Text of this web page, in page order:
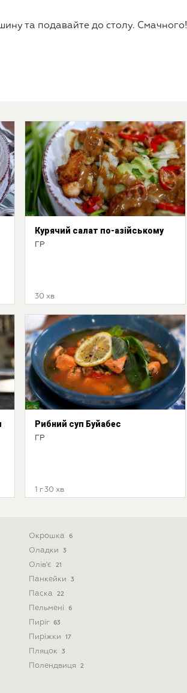
та подавайте до столу. Смачного!
Курячий салат по-азійському
ГР
30 хв
Рибний суп Буйабес
ГР
1 г 30 хв
Окрошка 6
Оладки 3
Олів'є 21
Панкейки 3
Паска 22
Пельмені 6
Пиріг 63
Пиріжки 17
Пляцок 3
Полендвиця 2